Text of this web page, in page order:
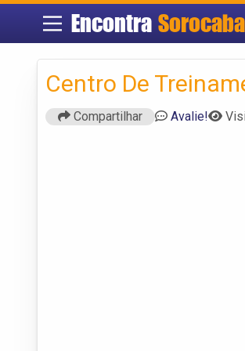
Encontra Sorocaba
Centro De
Compartilhar Avalie!